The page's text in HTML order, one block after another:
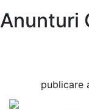
Anunturi
publicare